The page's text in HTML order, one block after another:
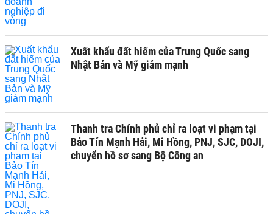
Xuất khẩu đất hiếm của Trung Quốc sang
Nhật Bản và Mỹ giảm mạnh
Thanh tra Chính phủ chỉ ra loạt vi phạm tại
Bảo Tín Mạnh Hải, Mi Hồng, PNJ, SJC, DOJI,
chuyển hồ sơ sang Bộ Công an